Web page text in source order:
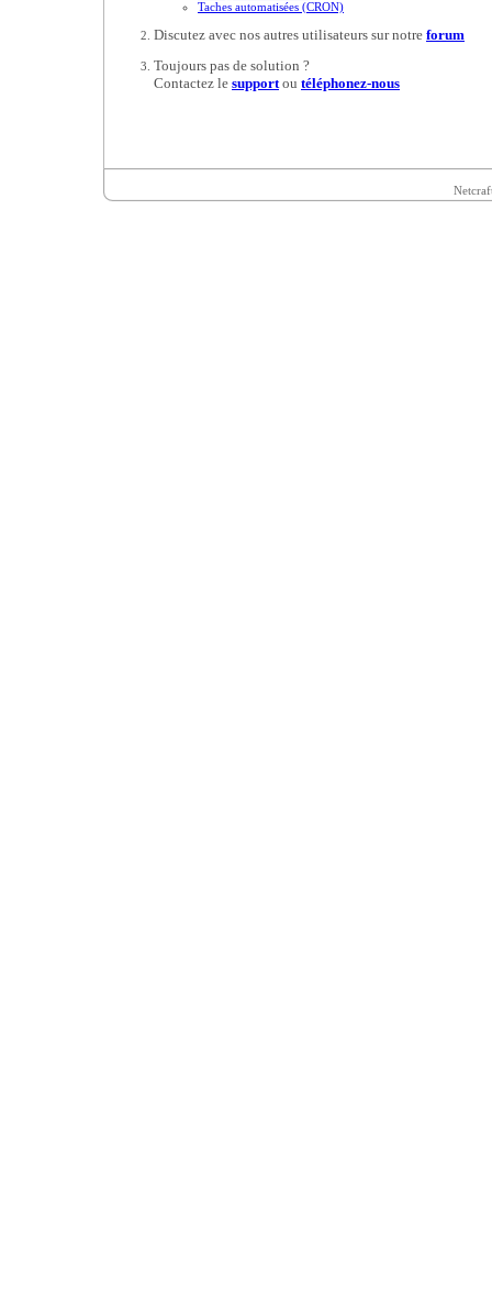
Taches automatisées (CRON)
Discutez avec nos autres utilisateurs sur notre forum
Toujours pas de solution ?
Contactez le supportou téléphonez-nous